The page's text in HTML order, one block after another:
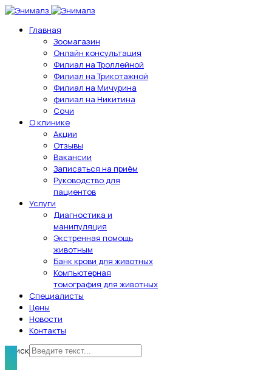
Главная
Зоомагазин
Онлайн консультация
Филиал на Троллейной
Филиал на Трикотажной
Филиал на Мичурина
филиал на Никитина
Сочи
О клинике
Акции
Отзывы
Вакансии
Записаться на приём
Руководство для
пациентов
Услуги
Диагностика и
манипуляция
Экстренная помощь
животным
Банк крови для животных
Компьютерная
томография для животных
Специалисты
Цены
Новости
Контакты
Поиск